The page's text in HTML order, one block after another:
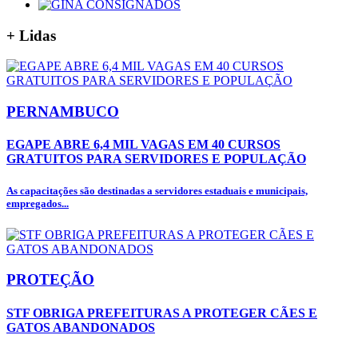
+ Lidas
PERNAMBUCO
EGAPE ABRE 6,4 MIL VAGAS EM 40 CURSOS
GRATUITOS PARA SERVIDORES E POPULAÇÃO
As capacitações são destinadas a servidores estaduais e municipais,
empregados...
PROTEÇÃO
STF OBRIGA PREFEITURAS A PROTEGER CÃES E
GATOS ABANDONADOS